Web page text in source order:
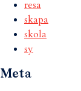
resa
skapa
skola
sy
Meta